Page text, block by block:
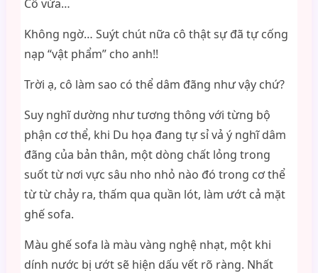
Cô vừa…
Không ngờ… Suýt chút nữa cô thật sự đã tự cống
nạp “vật phẩm” cho anh!!
Trời ạ, cô làm sao có thể dâm đãng như vậy chứ?
Suy nghĩ dường như tương thông với từng bộ
phận cơ thể, khi Du họa đang tự sỉ vả ý nghĩ dâm
đãng của bản thân, một dòng chất lỏng trong
suốt từ nơi vực sâu nho nhỏ nào đó trong cơ thể
từ từ chảy ra, thấm qua quần lót, làm ướt cả mặt
ghế sofa.
Màu ghế sofa là màu vàng nghệ nhạt, một khi
dính nước bị ướt sẽ hiện dấu vết rõ ràng. Nhất